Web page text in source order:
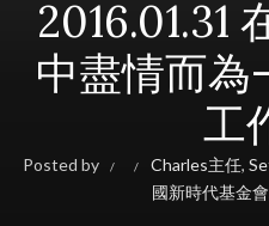
2016.01.31
中盡情而為
工
Posted by Charles主任,
國新時代基金會